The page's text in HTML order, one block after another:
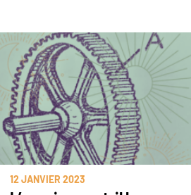
12 JANVIER 2023